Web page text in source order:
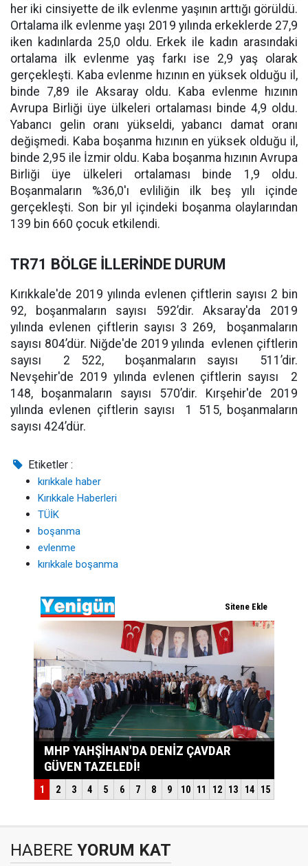
her iki cinsiyette de ilk evlenme yaşının arttığı görüldü.
Ortalama ilk evlenme yaşı 2019 yılında erkeklerde 27,9
iken kadınlarda 25,0 oldu. Erkek ile kadın arasındaki
ortalama ilk evlenme yaş farkı ise 2,9 yaş olarak
gerçekleşti. Kaba evlenme hızının en yüksek olduğu il,
binde 7,89 ile Aksaray oldu. Kaba evlenme hızının
Avrupa Birliği üye ülkeleri ortalaması binde 4,9 oldu.
Yabancı gelin oranı yükseldi, yabancı damat oranı
değişmedi. Kaba boşanma hızının en yüksek olduğu il,
binde 2,95 ile İzmir oldu. Kaba boşanma hızının Avrupa
Birliği üye ülkeleri ortalaması binde 1,9 oldu.
Boşanmaların %36,0'ı evliliğin ilk beş yılı içinde
gerçekleşti. Son bir yıl içindeki boşanma olaylarından
139 bin 660 çocuk etkilendi.
TR71 BÖLGE İLLERİNDE DURUM
Kırıkkale'de 2019 yılında evlenen çiftlerin sayısı 2 bin
92, boşanmaların sayısı 592’dir. Aksaray'da 2019
yılında evlenen çiftlerin sayısı 3 269, boşanmaların
sayısı 804’dür. Niğde'de 2019 yılında evlenen çiftlerin
sayısı 2 522, boşanmaların sayısı 511’dir.
Nevşehir'de 2019 yılında evlenen çiftlerin sayısı 2
148, boşanmaların sayısı 570’dir. Kırşehir'de 2019
yılında evlenen çiftlerin sayısı 1 515, boşanmaların
sayısı 424’dür.
Etiketler :
kırıkkale haber
Kırıkkale Haberleri
TÜİK
boşanma
evlenme
kırıkkale boşanma
HABERE YORUM KAT